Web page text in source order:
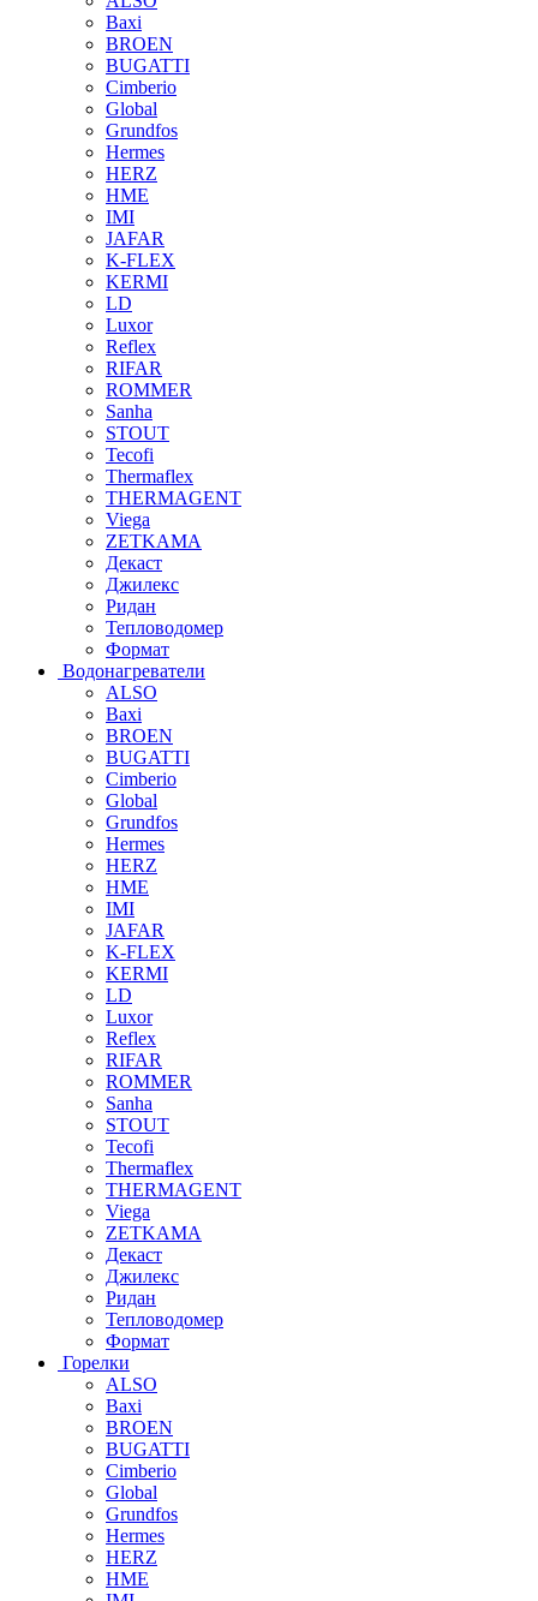
Baxi
BROEN
BUGATTI
Cimberio
Global
Grundfos
Hermes
HERZ
HME
IMI
JAFAR
K-FLEX
KERMI
LD
Luxor
Reflex
RIFAR
ROMMER
Sanha
STOUT
Tecofi
Thermaflex
THERMAGENT
Viega
ZETKAMA
Декаст
Джилекс
Ридан
Тепловодомер
Формат
Водонагреватели
ALSO
Baxi
BROEN
BUGATTI
Cimberio
Global
Grundfos
Hermes
HERZ
HME
IMI
JAFAR
K-FLEX
KERMI
LD
Luxor
Reflex
RIFAR
ROMMER
Sanha
STOUT
Tecofi
Thermaflex
THERMAGENT
Viega
ZETKAMA
Декаст
Джилекс
Ридан
Тепловодомер
Формат
Горелки
ALSO
Baxi
BROEN
BUGATTI
Cimberio
Global
Grundfos
Hermes
HERZ
HME